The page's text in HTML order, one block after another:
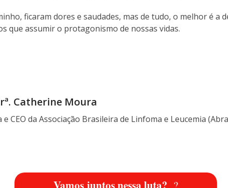
ficaram dores e saudades, mas de tudo, o melhor é a
que assumir o protagonismo de nossas vidas.
Catherine Moura
CEO da Associação Brasileira de Linfoma e Leucemia
Vamos juntos nessa luta? ?